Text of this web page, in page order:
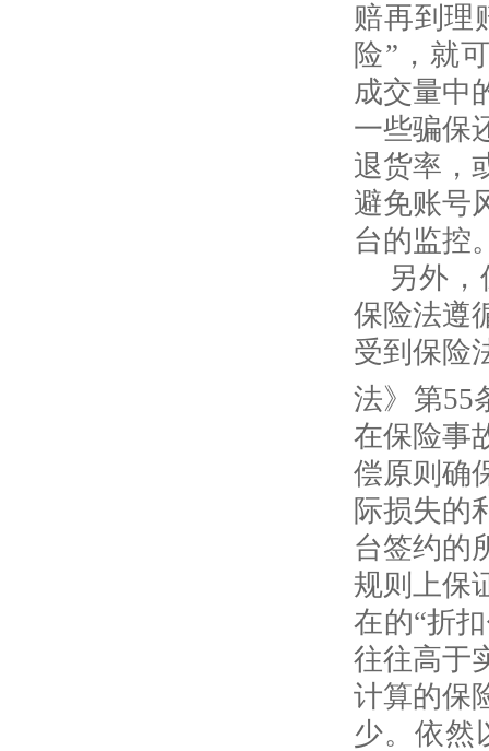
赔再到理
险”，就
成交量中
一些骗保
退货率，
避免账号
台的监控
另外
保险法遵
受到保险
法》第55
在保险事
偿原则确
际损失的
台签约的
规则上保
在的“折
往往高于
计算的保
少。依然